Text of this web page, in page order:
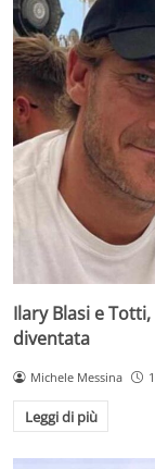
Ilary Blasi e
diventata
Michele Messina
Leggi di più